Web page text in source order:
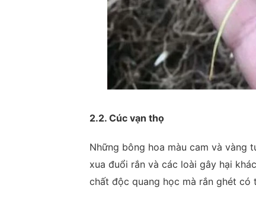
2.2. Cúc vạn thọ
Những bông hoa màu cam và vàng
xua đuổi rắn và các loài gây hại
chất độc quang học mà rắn ghét có